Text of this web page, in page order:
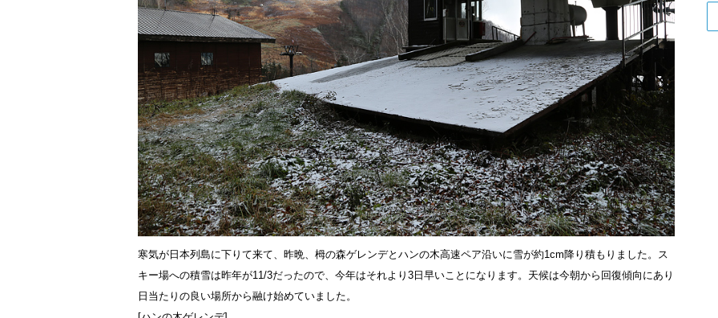
寒気が日本列島に下りて来て、昨晩、栂の森ゲレンデとハンの木高速ペア沿いに雪が約1cm降り積もりました。ス
キー場への積雪は昨年が11/3だったので、今年はそれより3日早いことになります。天候は今朝から回復傾向にあり
日当たりの良い場所から融け始めていました。